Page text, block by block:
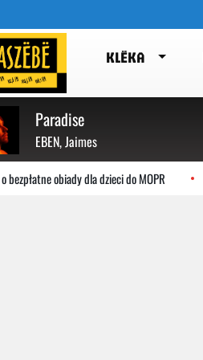
KLËKA
Paradise
EBEN, Jaimes
obiady dla dzieci do MOPR